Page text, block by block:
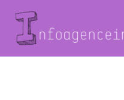
contenu